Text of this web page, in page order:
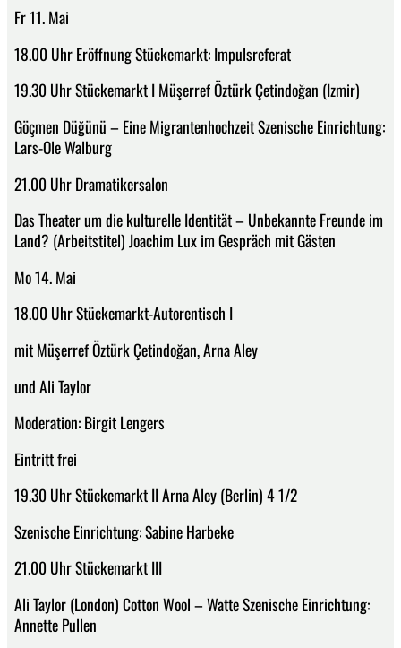
Fr 11. Mai
18.00 Uhr Eröffnung Stückemarkt: Impulsreferat
19.30 Uhr Stückemarkt I Müşerref Öztürk Çetindoğan (Izmir)
Göçmen Düğünü – Eine Migrantenhochzeit Szenische Einrichtung:
Lars-Ole Walburg
21.00 Uhr Dramatikersalon
Das Theater um die kulturelle Identität – Unbekannte Freunde im
Land? (Arbeitstitel) Joachim Lux im Gespräch mit Gästen
Mo 14. Mai
18.00 Uhr Stückemarkt-Autorentisch I
mit Müşerref Öztürk Çetindoğan, Arna Aley
und Ali Taylor
Moderation: Birgit Lengers
Eintritt frei
19.30 Uhr Stückemarkt II Arna Aley (Berlin) 4 1/2
Szenische Einrichtung: Sabine Harbeke
21.00 Uhr Stückemarkt III
Ali Taylor (London) Cotton Wool – Watte Szenische Einrichtung:
Annette Pullen